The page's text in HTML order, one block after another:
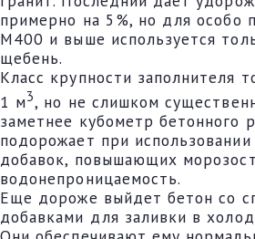
примерно на 5%, но для особо
М400 и выше используется
щебень.
Класс крупности заполнителя
1 м3, но не слишком
заметнее кубометр бетонного
подорожает при
добавок, повышающих
водонепроницаемость.
Еще дороже выйдет бетон со
добавками для заливки в